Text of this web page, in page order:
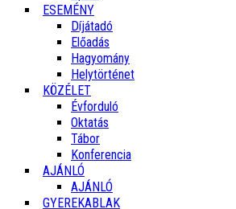
ESEMÉNY
Díjátadó
Előadás
Hagyomány
Helytörténet
KÖZÉLET
Évforduló
Oktatás
Tábor
Konferencia
AJÁNLÓ
AJÁNLÓ
GYEREKABLAK